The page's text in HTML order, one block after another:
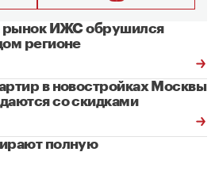
рынок ИЖС обрушился
регионе
в новостройках Москвы
со скидками
полную